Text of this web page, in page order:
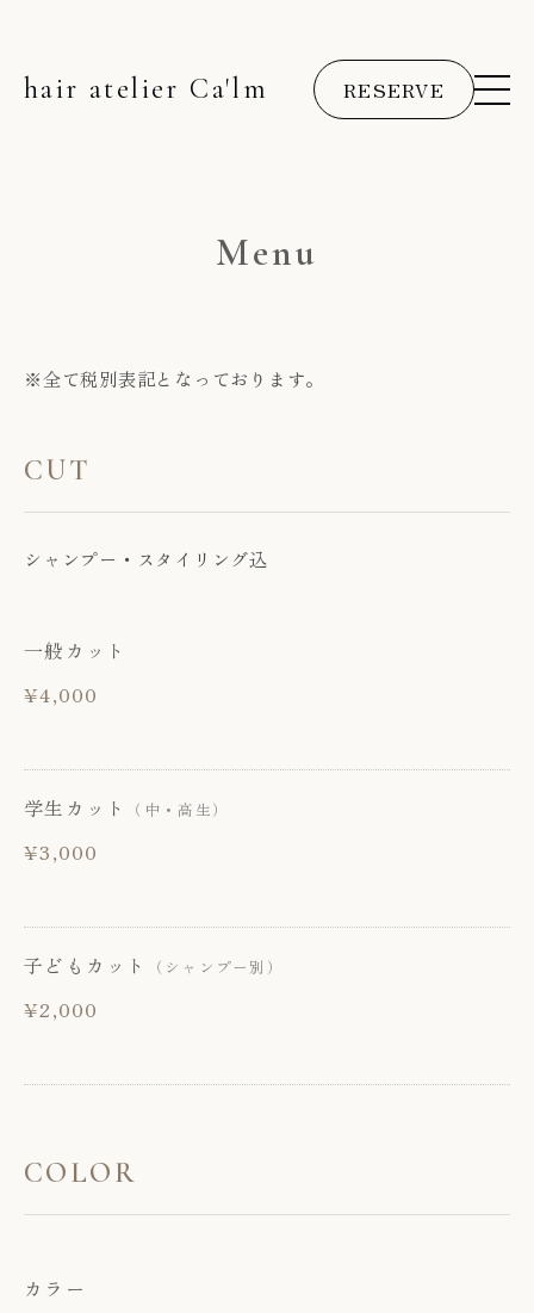
hair atelier Ca'lm RESERVE
Menu
※全て税別表記となっております。
CUT
シャンプー・スタイリング込
一般カット
¥4,000
学生カット （中・高生）
¥3,000
子どもカット （シャンプー別）
¥2,000
COLOR
カラー